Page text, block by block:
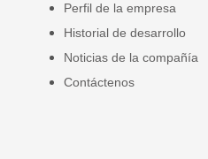
Perfil de la empresa
Historial de desarrollo
Noticias de la compañía
Contáctenos